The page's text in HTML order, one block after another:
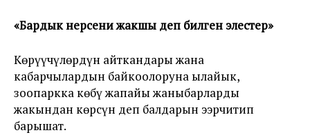
«Бардык нерсени жакшы деп билген элестер»
Көрүүчүлөрдүн айткандары жана
кабарчылардын байкоолоруна ылайык,
зоопаркка көбү жапайы жаныбарларды
жакындан көрсүн деп балдарын ээрчитип
барышат.